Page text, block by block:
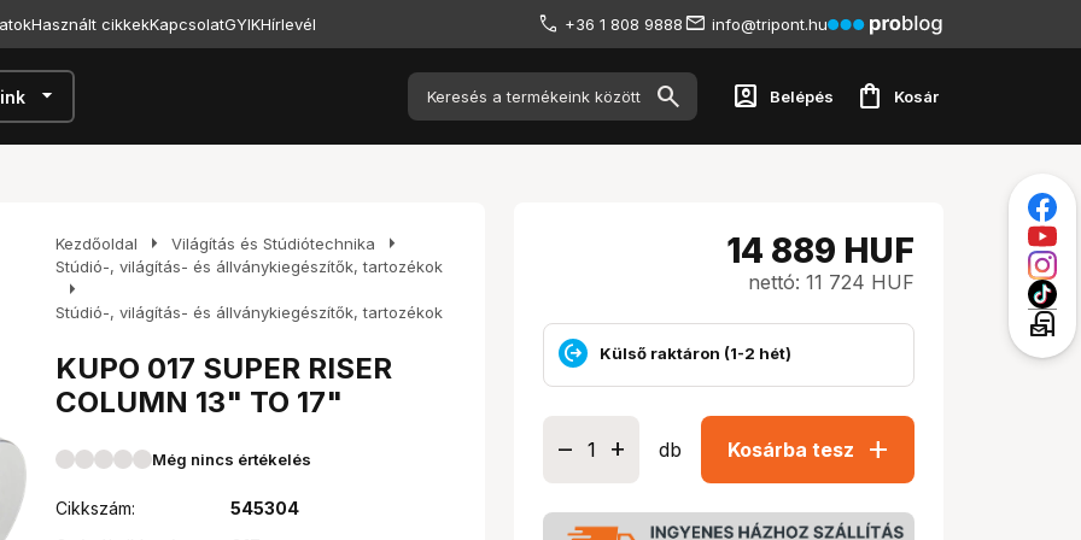
Használt cikkekKapcsolatGYIKHírlevél +36 1 808 9888 info@tripont.hu
arrow_drop_down account_box Belépés shopping_bag Kosár
Kezdőoldal arrow_right Világítás és Stúdiótechnika arrow_right
Stúdió-, világítás- és állványkiegészítők, tartozékok
arrow_right
Stúdió-, világítás- és állványkiegészítők, tartozékok
KUPO 017 SUPER RISER
COLUMN 13" TO 17"
Még nincs értékelés
Cikkszám:
545304
14 889 HUF
nettó: 11 724 HUF
Külső raktáron (1-2 hét)
db Kosárba tesz add
local_post_office